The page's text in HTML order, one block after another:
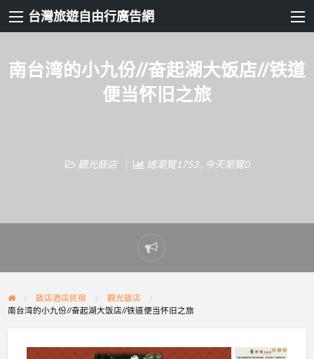
台灣旅遊自由行廣告網
南台湾的小九份//奋起湖大饭店//铁道
便当怀旧之旅
觀光飯店 總瀏覽1753 , 今天瀏覽0
Report
problem
飯店酒店民宿
觀光飯店
南台湾的小九份//奋起湖大饭店//铁道便当怀旧之旅